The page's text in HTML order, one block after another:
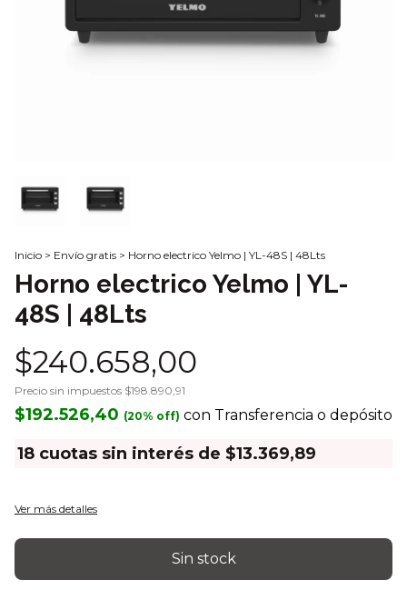
Inicio > Envío gratis > Horno electrico Yelmo | YL-48S | 48Lts
Horno electrico Yelmo | YL-
48S | 48Lts
$240.658,00
Precio sin impuestos $198.890,91
$192.526,40 con Transferencia o depósito
18 cuotas sin interés de $13.369,89
Ver más detalles